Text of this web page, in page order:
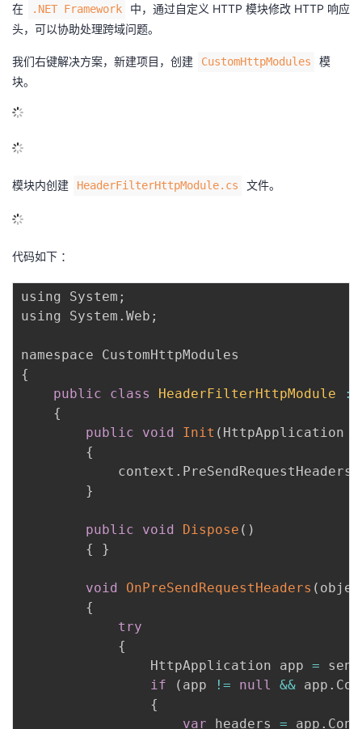
在 .NET Framework
中，通过自定义 HTTP 模块修改 HTTP 响应
头，可以协助处理跨域问题。
我们右键解决方案，新建项目，创建 ​​ CustomHttpModules
​​ 模
块。
模块内创建 HeaderFilterHttpModule.cs 文件。
代码如下 ：
using System ;
using System . Web ;
{
public
class HeaderFilterHttpModule :
{
public
void Init ( HttpApplication
{
            context
. PreSendRequestHeaders
}
public void Dispose ( )
{
}
void OnPreSendRequestHeaders (
{
try
{
                HttpApplication app
=
if
( app != null && app .
{
var headers = app .